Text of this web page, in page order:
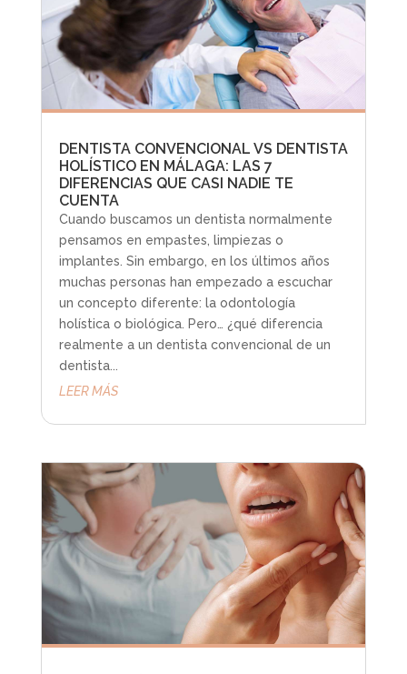
DENTISTA CONVENCIONAL VS DENTISTA
HOLÍSTICO EN MÁLAGA: LAS 7
DIFERENCIAS QUE CASI NADIE TE
CUENTA
Cuando buscamos un dentista normalmente
pensamos en empastes, limpiezas o
implantes. Sin embargo, en los últimos años
muchas personas han empezado a escuchar
un concepto diferente: la odontología
holística o biológica. Pero… ¿qué diferencia
realmente a un dentista convencional de un
dentista...
LEER MÁS